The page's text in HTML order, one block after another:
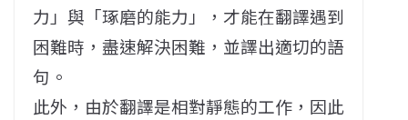
力」與「琢磨的能力」，才能在翻譯遇到
困難時，盡速解決困難，並譯出適切的語
句。
此外，由於翻譯是相對靜態的工作，因此